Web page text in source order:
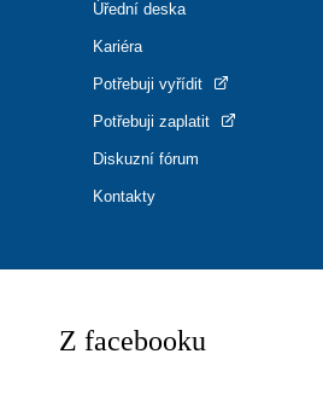
Úřední deska
Kariéra
Potřebuji vyřídit
Potřebuji zaplatit
Diskuzní fórum
Kontakty
Z facebooku